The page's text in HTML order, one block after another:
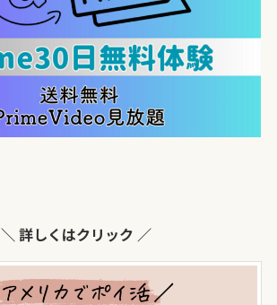
＼ 詳しくはクリック ／